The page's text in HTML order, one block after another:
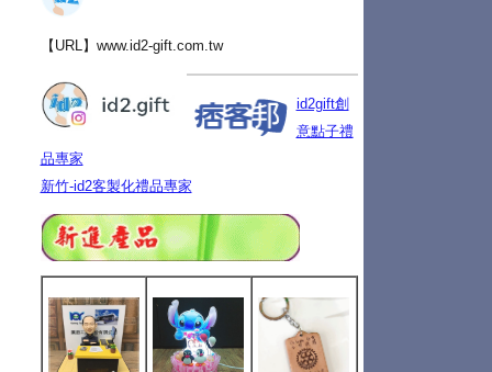
【URL】 www.id2-gift.com.tw
id2gift創
意點子禮
品專家
新竹-id2客製化禮品專家